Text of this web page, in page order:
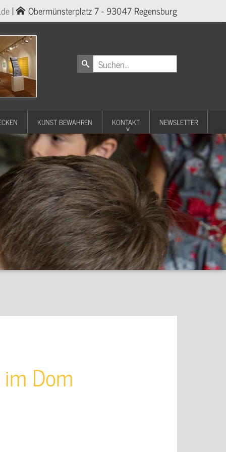
| Obermünsterplatz 7 - 93047 Regensburg
KUNST BEWAHREN KONTAKT NEWSLETTER
Dom